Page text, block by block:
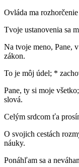
Ovláda ma
Tvoje ustanovenia sa
Na tvoje meno, Pane,
zákon.
To je môj údel; *
Pane, ty si moje
slová.
Celým srdcom ťa
O svojich cestách
náuky.
Ponáhľam sa a